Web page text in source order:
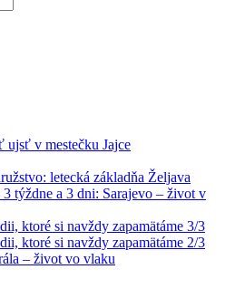
ujsť v mestečku Jajce
letecká základňa Željava
týždne a 3 dni: Sarajevo – život v
ktoré si navždy zapamätáme 3/3
ktoré si navždy zapamätáme 2/3
– život vo vlaku